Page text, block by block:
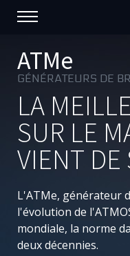
PRODUITS
SUPPORT
PORTFOLIO
À PROPOS
OÙ ACHETER
RENCONTREZ-NOUS
ATMe
GÉNÉRATEURS DE
LA
SUR LE
VIENT DE
L'ATMe, générateur
l'évolution de
mondiale, la norme
deux décennies.